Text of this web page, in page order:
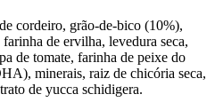
cordeiro, grão-de-bico (10%),
de ervilha, levedura seca,
de tomate, farinha de peixe do
minerais, raiz de chicória seca,
de yucca schidigera.